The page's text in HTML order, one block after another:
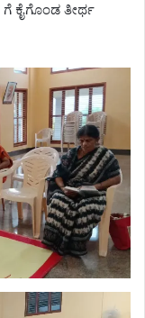
ಕೈಗೊಂಡ ತೀರ್ಥ